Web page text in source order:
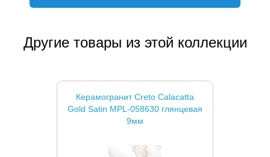
Другие товары из этой коллекции
Керамогранит Creto Calacatta
Gold Satin MPL-058630 глянцевая
9мм